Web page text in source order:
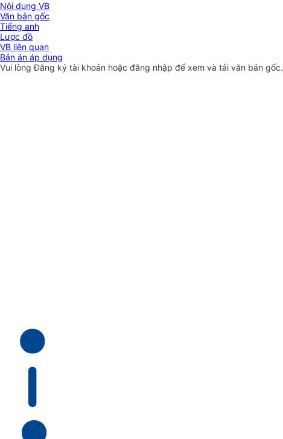
Nội dung VB
Văn bản gốc
Tiếng anh
Lược đồ
VB liên quan
Bản án áp dụng
Vui lòngĐăng ký tài khoản hoặc đăng nhập để xem và tải văn bản gốc.